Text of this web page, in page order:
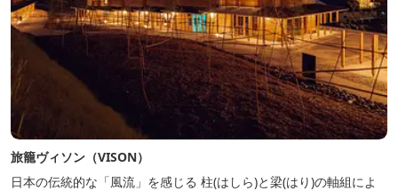
旅籠ヴィソン（VISON）
日本の伝統的な「風流」を感じる 柱(はしら)と梁(はり)の軸組によ